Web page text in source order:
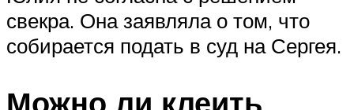
свекра. Она заявляла о том, что
собирается подать в суд на Сергея.